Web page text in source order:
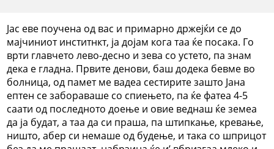
Јас еве поучена од вас и примарно држејќи се до
мајчиниот инститнкт, ја дојам кога таа ќе посака. Го
врти главчето лево-десно и зева со устето, па знам
дека е гладна. Првите денови, баш додека бевме во
болница, од памет ме вадеа сестирите зашто Јана
ептен се забораваше со спиењето, па ќе фатеа 4-5
саати од последното доење и овие веднаш ќе земеа
да ја будат, а таа да си праша, па штипкање, кревање,
ништо, абер си немаше од будење, и така со шприцот